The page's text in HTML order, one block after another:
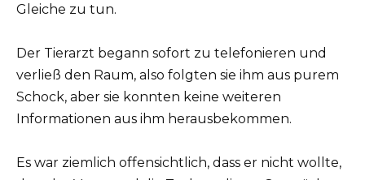
Gleiche zu tun.
Der Tierarzt begann sofort zu telefonieren und
verließ den Raum, also folgten sie ihm aus purem
Schock, aber sie konnten keine weiteren
Informationen aus ihm herausbekommen.
Es war ziemlich offensichtlich, dass er nicht wollte,